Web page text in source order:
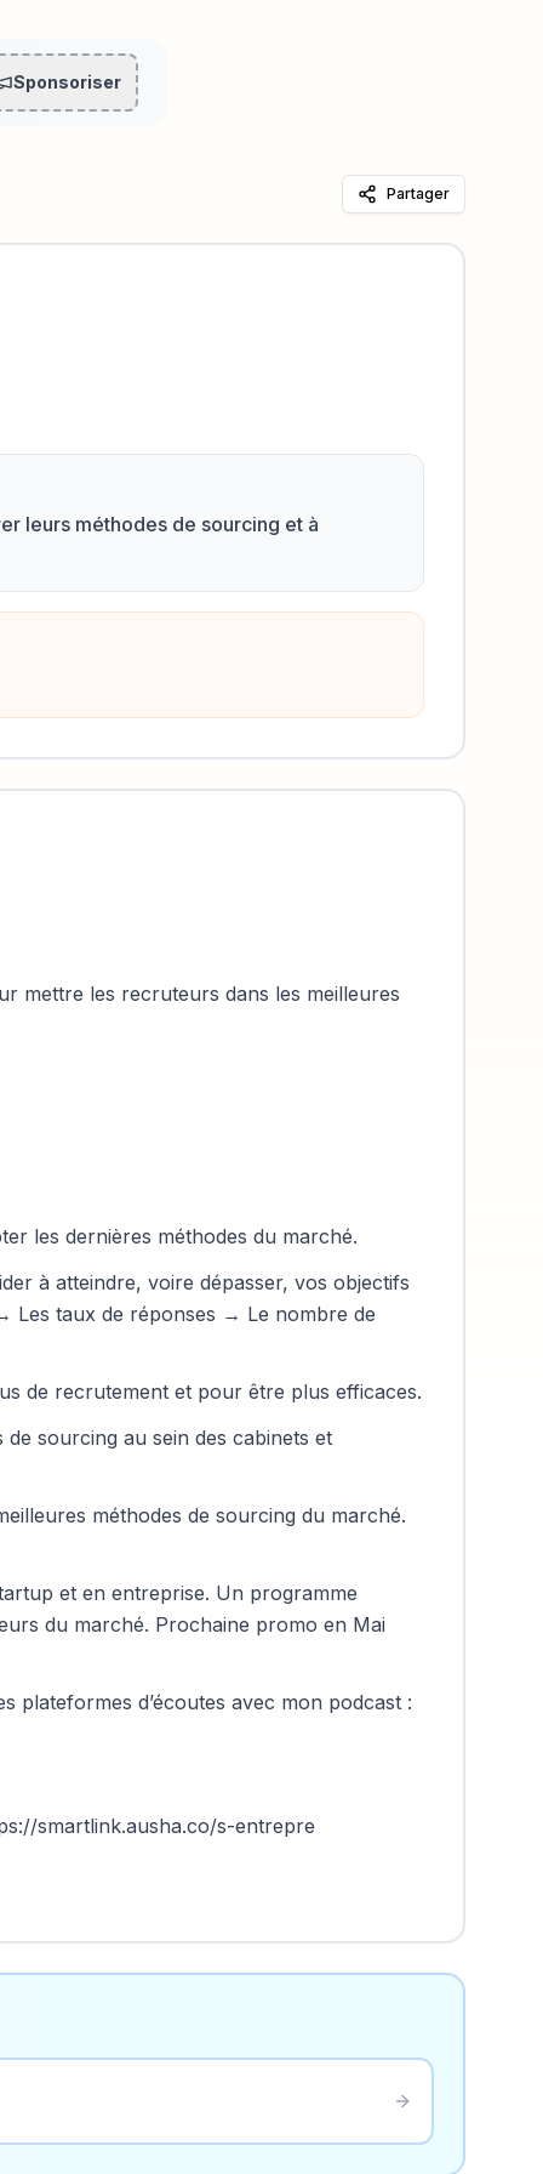
Sponsoriser
Partager
leurs méthodes de sourcing et à
mettre les recruteurs dans les meilleures
les dernières méthodes du marché.
à atteindre, voire dépasser, vos objectifs
Les taux de réponses → Le nombre de
de recrutement et pour être plus efficaces.
sourcing au sein des cabinets et
méthodes de sourcing du marché.
et en entreprise. Un programme
du marché. Prochaine promo en Mai
plateformes d’écoutes avec mon podcast :
smartlink.ausha.co/s-entrepre